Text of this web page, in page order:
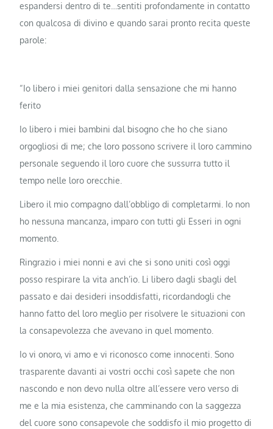
espandersi dentro di te…sentiti profondamente in contatto
con qualcosa di divino e quando sarai pronto recita queste
parole:
“Io libero i miei genitori dalla sensazione che mi hanno
ferito
Io libero i miei bambini dal bisogno che ho che siano
orgogliosi di me; che loro possono scrivere il loro cammino
personale seguendo il loro cuore che sussurra tutto il
tempo nelle loro orecchie.
Libero il mio compagno dall’obbligo di completarmi. Io non
ho nessuna mancanza, imparo con tutti gli Esseri in ogni
momento.
Ringrazio i miei nonni e avi che si sono uniti così oggi
posso respirare la vita anch’io. Li libero dagli sbagli del
passato e dai desideri insoddisfatti, ricordandogli che
hanno fatto del loro meglio per risolvere le situazioni con
la consapevolezza che avevano in quel momento.
Io vi onoro, vi amo e vi riconosco come innocenti. Sono
trasparente davanti ai vostri occhi così sapete che non
nascondo e non devo nulla oltre all’essere vero verso di
me e la mia esistenza, che camminando con la saggezza
del cuore sono consapevole che soddisfo il mio progetto di